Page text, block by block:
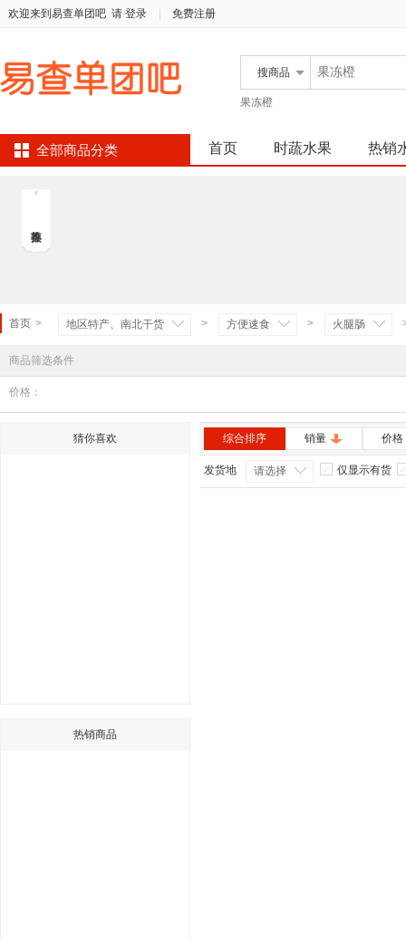
欢迎来到易查单团吧 请 登录 免费注册
搜商品
果冻橙
全部商品分类 首页 时蔬水果 热销
首页 > 地区特产、南北干货 > 方便速食 > 火腿肠
商品筛选条件
价格：
猜你喜欢
热销商品
综合排序 销量 价格
发货地 请选择 仅显示有货